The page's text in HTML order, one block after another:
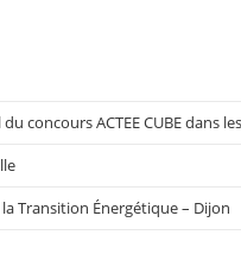
concours ACTEE CUBE dans
Transition Énergétique – Dijon